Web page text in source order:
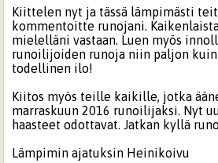
Kiittelen nyt ja tässä lämpimästi
kommentoitte runojani.
mielelläni vastaan. Luen myös
runoilijoiden runoja niin paljon kuin
todellinen ilo!
Kiitos myös teille kaikille, jotka
marraskuun 2016 runoilijaksi. Nyt
haasteet odottavat. Jatkan kyllä
Lämpimin ajatuksin Heinikoivu